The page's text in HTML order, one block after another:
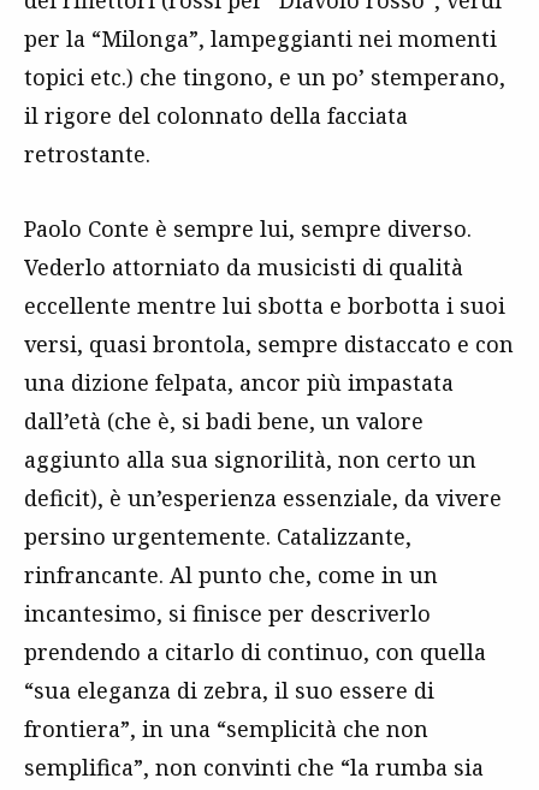
per la “Milonga”, lampeggianti nei momenti
topici etc.) che tingono, e un po’ stemperano,
il rigore del colonnato della facciata
retrostante.
Paolo Conte è sempre lui, sempre diverso.
Vederlo attorniato da musicisti di qualità
eccellente mentre lui sbotta e borbotta i suoi
versi, quasi brontola, sempre distaccato e con
una dizione felpata, ancor più impastata
dall’età (che è, si badi bene, un valore
aggiunto alla sua signorilità, non certo un
deficit), è un’esperienza essenziale, da vivere
persino urgentemente. Catalizzante,
rinfrancante. Al punto che, come in un
incantesimo, si finisce per descriverlo
prendendo a citarlo di continuo, con quella
“sua eleganza di zebra, il suo essere di
frontiera”, in una “semplicità che non
semplifica”, non convinti che “la rumba sia